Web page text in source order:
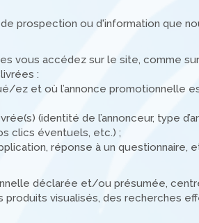
prospection ou d'information que
vous accédez sur le site, comme
:
ez et où l’annonce promotionnelle
(identité de l’annonceur, type
clics éventuels, etc.) ;
réponse à un questionnaire,
déclarée et/ou présumée,
visualisés, des recherches